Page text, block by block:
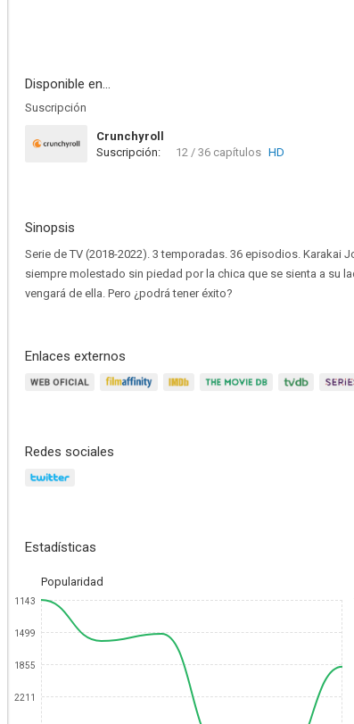
Disponible en...
Suscripción
Crunchyroll
Suscripción:
12 / 36 capítulos HD
Sinopsis
Serie de TV (2018-2022). 3 temporadas. 36 episodios. Karakai
siempre molestado sin piedad por la chica que se sienta a su
vengará de ella. Pero ¿podrá tener éxito?
Enlaces externos
Redes sociales
Estadísticas
Popularidad
1143
1499
1855
2211